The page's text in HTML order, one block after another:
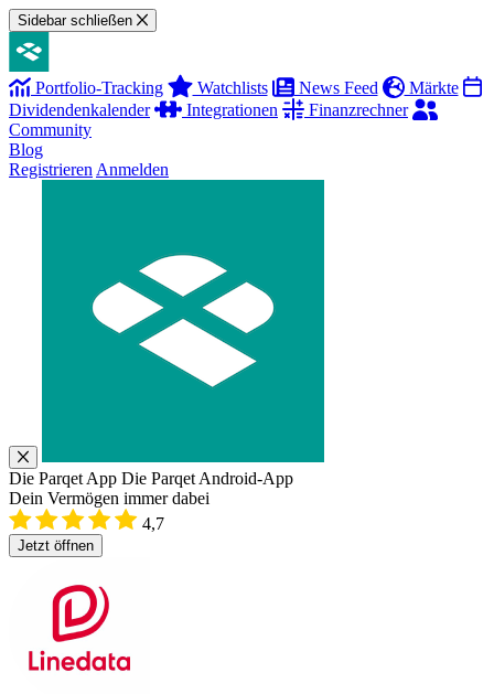
Sidebar schließen
Portfolio-Tracking Watchlists News Feed
Märkte
Dividendenkalender
Integrationen
Finanzrechner
Community
Blog
Registrieren Anmelden
Die Parqet App Die Parqet Android-App
Dein Vermögen immer dabei
4,7
Jetzt öffnen